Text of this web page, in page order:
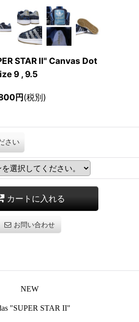
STAR II" Canvas Dot
9 , 9.5
円(税別)
さい
カートに入れる
お問い合わせ
NEW
"SUPER STAR II"